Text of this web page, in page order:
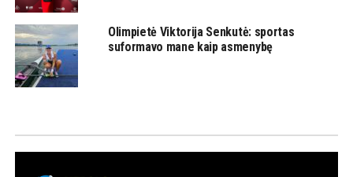
Olimpietė Viktorija Senkutė: sportas
suformavo mane kaip asmenybę